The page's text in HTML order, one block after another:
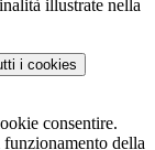
illustrate nella
i cookies
consentire.
della